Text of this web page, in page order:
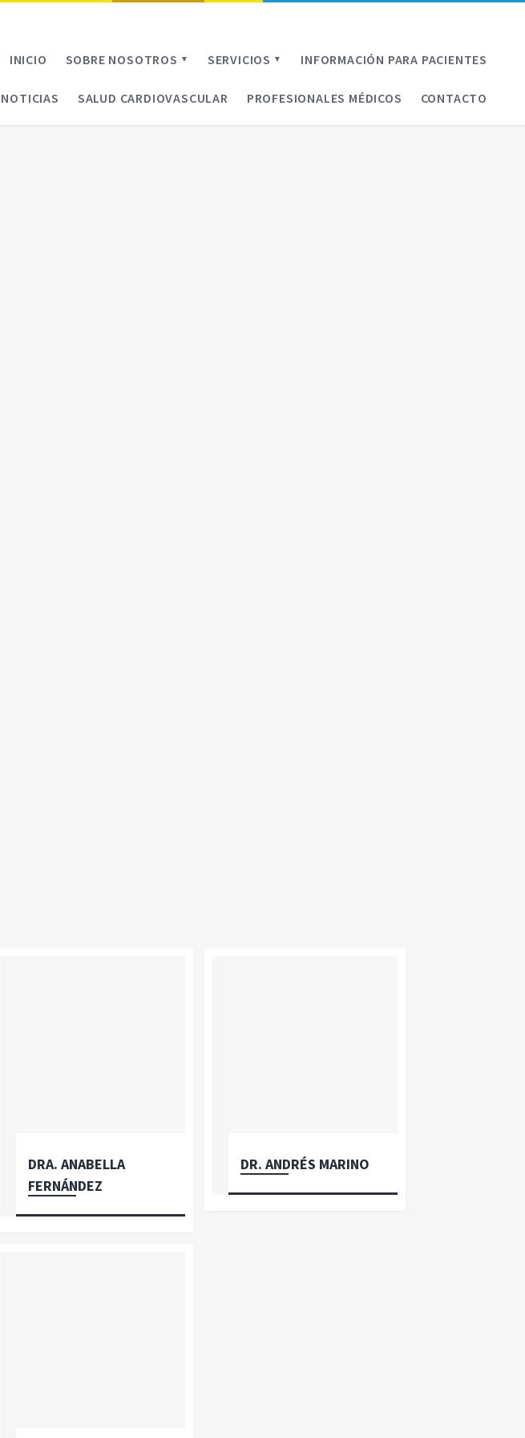
INICIO SOBRE NOSOTROS ▼ SERVICIOS ▼ INFORMACIÓN PARA PACIENTES
NOTICIAS SALUD CARDIOVASCULAR PROFESIONALES MÉDICOS CONTACTO
DRA. ANABELLA
FERNÁNDEZ
DR. ANDRÉS MARINO